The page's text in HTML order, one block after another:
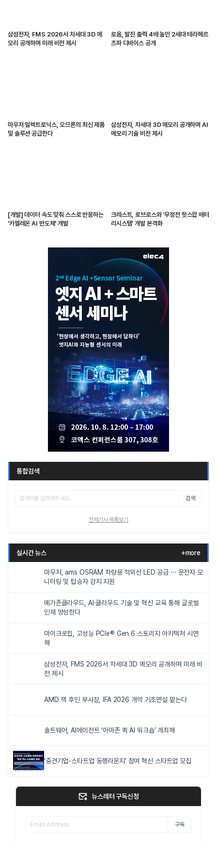
삼성전자, FMS 2026서 차세대 3D 메
모리 공개하며 미래 비전 제시
로옴, 발진 출력 4배 높인 2세대 테라헤르
츠파 디바이스 공개
마우저 일렉트로닉스, 오므론의 최신 제품
및 솔루션 공급한다
삼성전자, 차세대 3D 메모리 공개하며 AI
메모리 기술 비전 제시
[개발] 데이터 속도 맞춰 스스로 반응하는
'카멜레온 AI 반도체' 개발
크레스트, 로브로스와 ‘무정전 핫스왑 배터
리시스템’ 개발 본격화
통합검색
검색
전체기사 목록보기
실시간 뉴스 +more
마우저, ams OSRAM 차량용 적외선 LED 공급 ··· 운전자 모
니터링 및 탑승자 감지 지원
메가존클라우드, AI·클라우드 기술 및 혁신 교육 통해 글로벌
인재 양성한다
마이크로칩, 고성능 PCIe® Gen 6 스토리지 아키텍처 시연
해
삼성전자, FMS 2026서 차세대 3D 메모리 공개하며 미래 비
전 제시
AMD 잭 후인 부사장, IFA 2026 개막 기조연설 맡는다
솔트웨어, AI에이전트 ‘아마존 퀵 AI 워크숍’ 개최해
‘중견기업-스타트업 동행라운지’ 참여 혁신 스타트업 모집
뉴스레터 구독신청
구독